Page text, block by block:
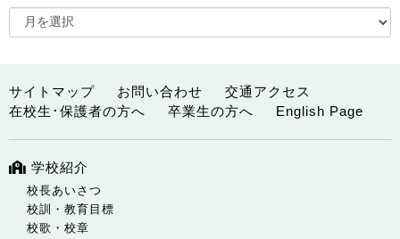
サイトマップ お問い合わせ
交通アクセス
在校生･保護者の方へ
卒業生の方へ English Page
学校紹介
校長あいさつ
校訓・教育目標
校歌・校章